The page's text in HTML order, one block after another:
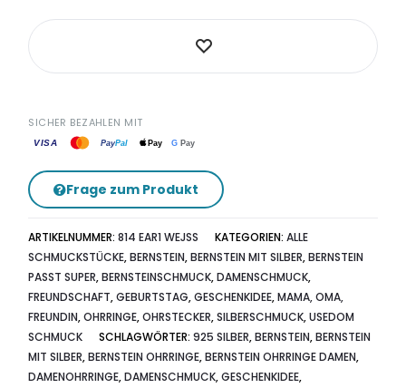
SICHER BEZAHLEN MIT
VISA PayPal Pay G Pay
Frage zum Produkt
ARTIKELNUMMER:814 EAR1 WEJSS KATEGORIEN:ALLE
SCHMUCKSTÜCKE,BERNSTEIN,BERNSTEIN MIT SILBER,BERNSTEIN
PASST SUPER,BERNSTEINSCHMUCK,DAMENSCHMUCK,
FREUNDSCHAFT,GEBURTSTAG,GESCHENKIDEE,MAMA, OMA,
FREUNDIN,OHRRINGE,OHRSTECKER,SILBERSCHMUCK,USEDOM
SCHMUCK
SCHLAGWÖRTER:925 SILBER,BERNSTEIN,BERNSTEIN
MIT SILBER,BERNSTEIN OHRRINGE,BERNSTEIN OHRRINGE DAMEN,
DAMENOHRRINGE,DAMENSCHMUCK,GESCHENKIDEE,